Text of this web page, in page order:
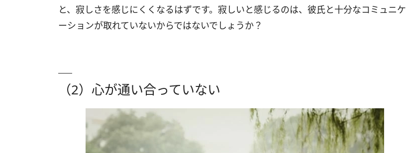
と、寂しさを感じにくくなるはずです。寂しいと感じるのは、彼氏と十分なコミュニケ
ーションが取れていないからではないでしょうか？
（2）心が通い合っていない